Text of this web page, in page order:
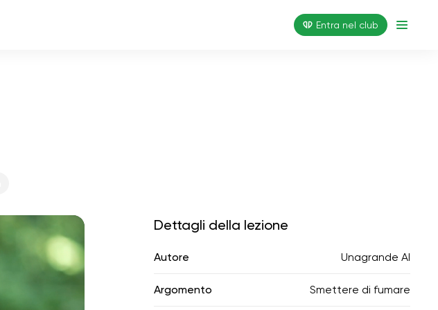
Entra nel club
Dettagli della lezione
Autore Unagrande AI
Argomento Smettere di fumare